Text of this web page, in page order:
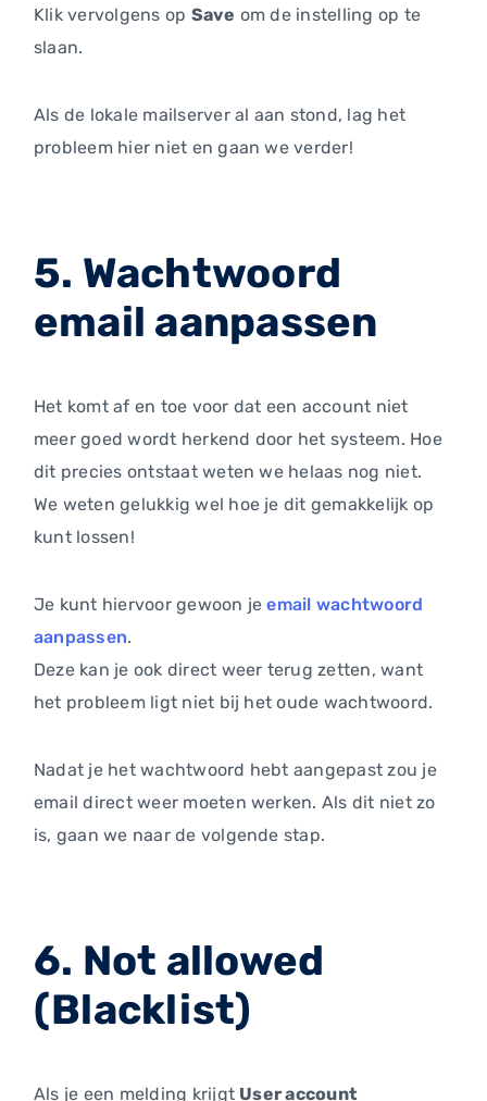
Klik vervolgens op Save om de instelling op te
slaan.
Als de lokale mailserver al aan stond, lag het
probleem hier niet en gaan we verder!
5. Wachtwoord
email aanpassen
Het komt af en toe voor dat een account niet
meer goed wordt herkend door het systeem. Hoe
dit precies ontstaat weten we helaas nog niet.
We weten gelukkig wel hoe je dit gemakkelijk op
kunt lossen!
Je kunt hiervoor gewoon jeemail wachtwoord
aanpassen.
Deze kan je ook direct weer terug zetten, want
het probleem ligt niet bij het oude wachtwoord.
Nadat je het wachtwoord hebt aangepast zou je
email direct weer moeten werken. Als dit niet zo
is, gaan we naar de volgende stap.
6. Not allowed
(Blacklist)
Als je een melding krijgt User account